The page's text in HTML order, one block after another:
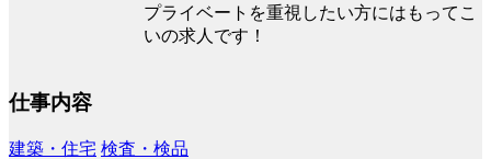
プライベートを重視したい方にはもってこ
いの求人です！
仕事内容
建築・住宅 検査・検品